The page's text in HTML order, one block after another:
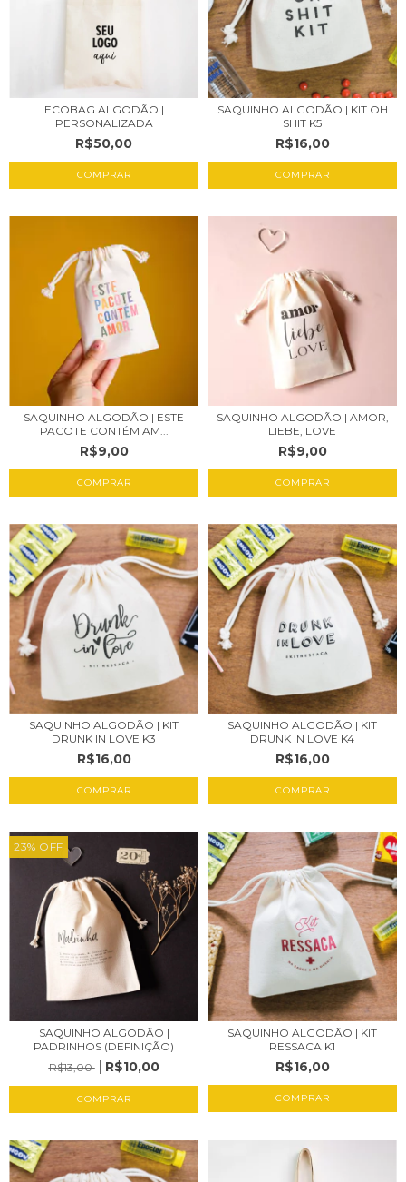
ECOBAG ALGODÃO |
PERSONALIZADA
R$50,00
COMPRAR
SAQUINHO ALGODÃO | KIT OH
SHIT K5
R$16,00
COMPRAR
SAQUINHO ALGODÃO | ESTE
PACOTE CONTÉM AM...
R$9,00
COMPRAR
SAQUINHO ALGODÃO | AMOR,
LIEBE, LOVE
R$9,00
COMPRAR
SAQUINHO ALGODÃO | KIT
DRUNK IN LOVE K3
R$16,00
COMPRAR
SAQUINHO ALGODÃO | KIT
DRUNK IN LOVE K4
R$16,00
COMPRAR
23% OFF
SAQUINHO ALGODÃO |
PADRINHOS (DEFINIÇÃO)
R$13,00
R$10,00
COMPRAR
SAQUINHO ALGODÃO | KIT
RESSACA K1
R$16,00
COMPRAR